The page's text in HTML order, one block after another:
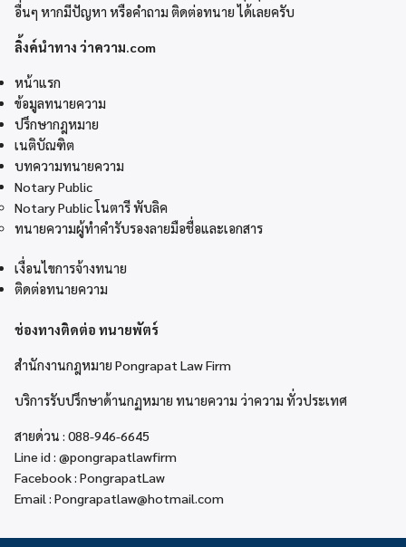
อื่นๆ หากมีปัญหา หรือคำถาม ติดต่อทนาย ได้เลยครับ
ลิ้งค์นำทาง ว่าความ.com
หน้าแรก
ข้อมูลทนายความ
ปรึกษากฎหมาย
เนติบัณฑิต
บทความทนายความ
Notary Public
Notary Public โนตารี พับลิค
ทนายความผู้ทำคำรับรองลายมือชื่อและเอกสาร
เงื่อนไขการจ้างทนาย
ติดต่อทนายความ
ช่องทางติดต่อ ทนายพัตร์
สำนักงานกฎหมาย Pongrapat Law Firm
บริการรับปรึกษาด้านกฏหมาย ทนายความ ว่าความ ทั่วประเทศ
สายด่วน : 088-946-6645
Line id : @pongrapatlawfirm
Facebook : PongrapatLaw
Email : Pongrapatlaw@hotmail.com